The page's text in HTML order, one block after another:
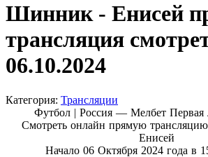
Шинник - Енисей
трансляция
06.10.2024
Категория: Трансляции
Футбол | Россия — Мелбет Первая
Смотреть онлайн прямую
Енисей
Начало 06 Октября 2024 года в